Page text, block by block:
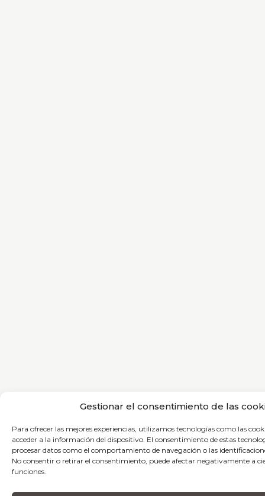
Gestionar el consentimiento de las
Para ofrecer las mejores experiencias, utilizamos tecnologías como las
acceder a la información del dispositivo. El consentimiento de estas
procesar datos como el comportamiento de navegación o las
No consentir o retirar el consentimiento, puede afectar negativamente a
funciones.